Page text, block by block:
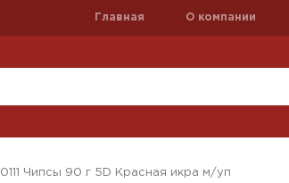
Главная О компании
0111 Чипсы 90 г 5D Красная икра м/уп